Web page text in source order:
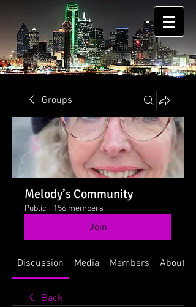
Groups
Melody’s Community
Public · 156 members
Join
Discussion Media Members About
Back